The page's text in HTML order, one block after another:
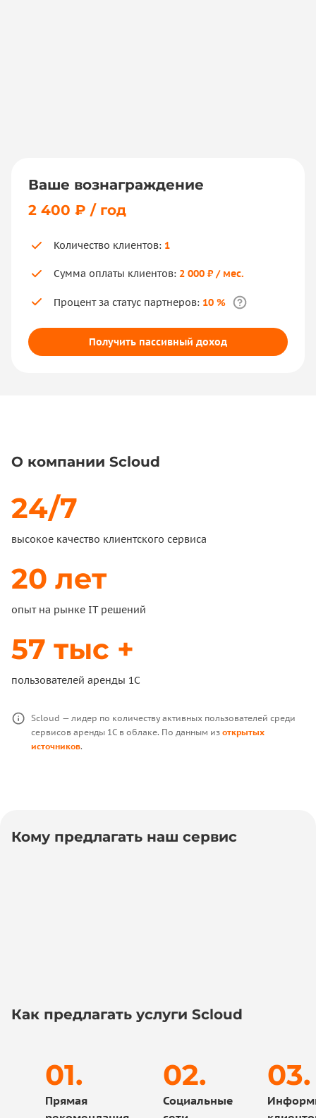
Ваше вознаграждение
2 400 ₽ / год
Количество клиентов: 1
Сумма оплаты клиентов: 2 000 ₽ / мес.
Процент за статус партнеров: 10 %
Получить пассивный доход
О компании Scloud
24/7
высокое качество клиентского сервиса
20 лет
опыт на рынке IT решений
57 тыс +
пользователей аренды 1С
Scloud — лидер по количеству активных пользователей среди
сервисов аренды 1С в облаке. По данным из открытых
источников.
Кому предлагать наш сервис
Как предлагать услуги Scloud
Прямая
Социальные